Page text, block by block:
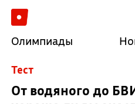
Олимпиады
Тест
От водяного до